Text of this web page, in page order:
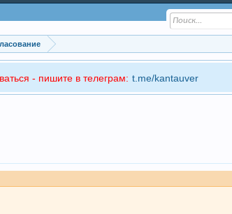
- пишите в телеграм: t.me/kantauver